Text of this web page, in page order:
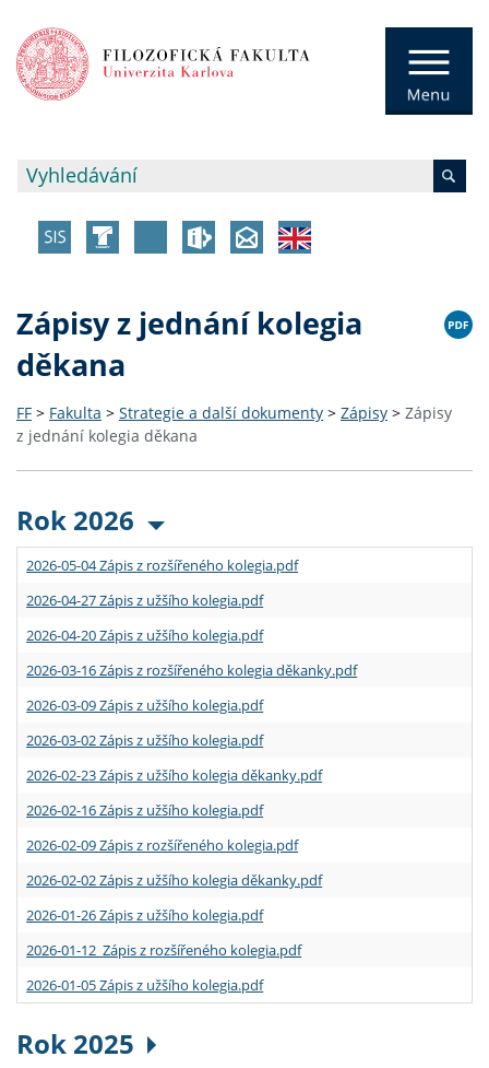
Zápisy z jednání kolegia
děkana
FF > Fakulta > Strategie a další dokumenty > Zápisy > Zápisy
z jednání kolegia děkana
Rok 2026
2026-05-04 Zápis z rozšířeného kolegia.pdf
2026-04-27 Zápis z užšího kolegia.pdf
2026-04-20 Zápis z užšího kolegia.pdf
2026-03-16 Zápis z rozšířeného kolegia děkanky.pdf
2026-03-09 Zápis z užšího kolegia.pdf
2026-03-02 Zápis z užšího kolegia.pdf
2026-02-23 Zápis z užšího kolegia děkanky.pdf
2026-02-16 Zápis z užšího kolegia.pdf
2026-02-09 Zápis z rozšířeného kolegia.pdf
2026-02-02 Zápis z užšího kolegia děkanky.pdf
2026-01-26 Zápis z užšího kolegia.pdf
2026-01-12 Zápis z rozšířeného kolegia.pdf
2026-01-05 Zápis z užšího kolegia.pdf
Rok 2025